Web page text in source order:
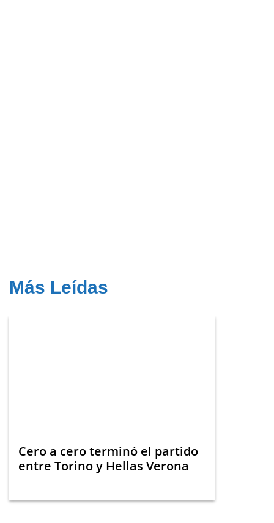
Más Leídas
Cero a cero terminó el partido
entre Torino y Hellas Verona